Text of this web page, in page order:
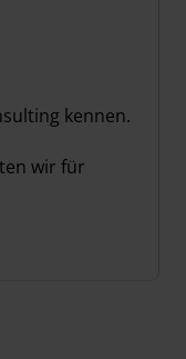
kennen.
wir für